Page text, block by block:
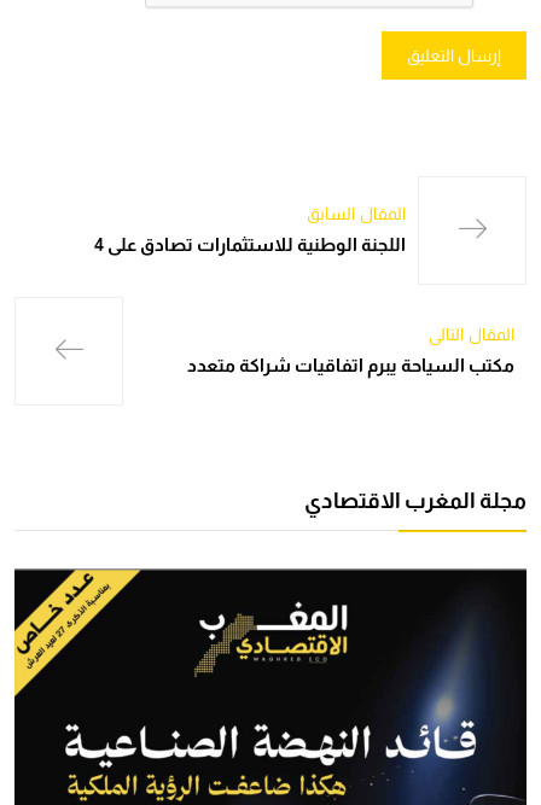
المقال السابق
اللجنة الوطنية للاستثمارات تصادق على 4
المقال التالي
مكتب السياحة يبرم اتفاقيات شراكة متعدد
مجلة المغرب الاقتصادي